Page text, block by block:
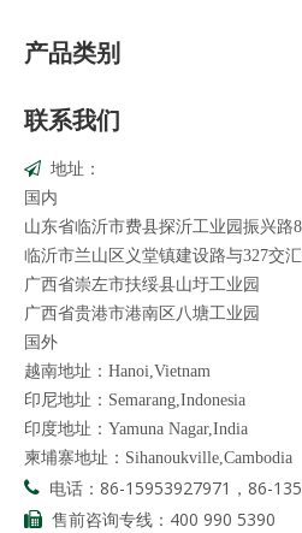
产品类别
联系我们
 地址：
国内
山东省临沂市费县探沂工业园振兴路
临沂市兰山区义堂镇建设路与327交
广西省崇左市扶绥县山圩工业园
广西省贵港市港南区八塘工业园
国外
越南地址：Hanoi,Vietnam
印尼地址：Semarang,Indonesia
印度地址：Yamuna Nagar,India
柬埔寨地址：Sihanoukville,Cambodia
 电话：86-15953927971，86-
 售前咨询专线：400 990 5390